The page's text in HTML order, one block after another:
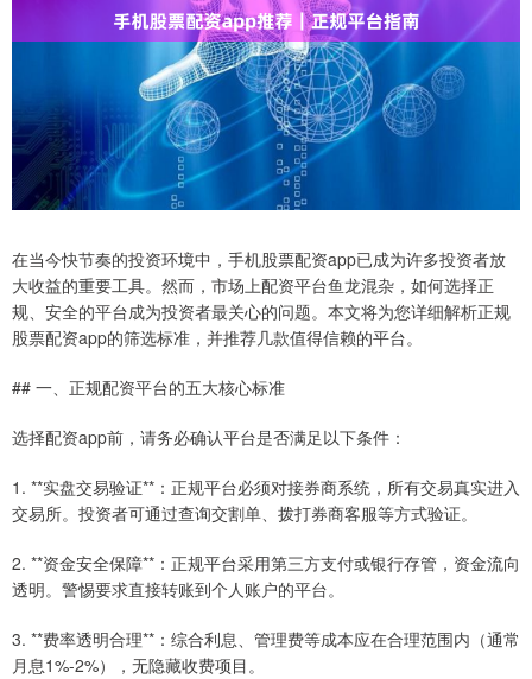
在当今快节奏的投资环境中，手机股票配资app已成为许多投资者放
大收益的重要工具。然而，市场上配资平台鱼龙混杂，如何选择正
规、安全的平台成为投资者最关心的问题。本文将为您详细解析正规
股票配资app的筛选标准，并推荐几款值得信赖的平台。
## 一、正规配资平台的五大核心标准
选择配资app前，请务必确认平台是否满足以下条件：
1. **实盘交易验证**：正规平台必须对接券商系统，所有交易真实进入
交易所。投资者可通过查询交割单、拨打券商客服等方式验证。
2. **资金安全保障**：正规平台采用第三方支付或银行存管，资金流向
透明。警惕要求直接转账到个人账户的平台。
3. **费率透明合理**：综合利息、管理费等成本应在合理范围内（通常
月息1%-2%），无隐藏收费项目。